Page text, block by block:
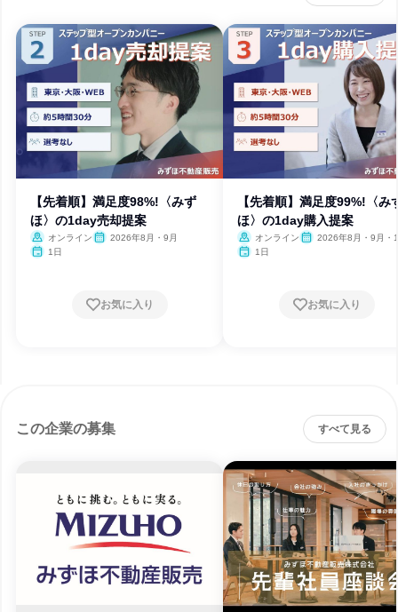
【先着順】満足度98%!〈みず
ほ〉の1day売却提案
オンライン
2026年8月・9月
1日
お気に入り
【先着順】満足度99%!〈み
ほ〉の1day購入提案
オンライン
2026年8月・9月・
1日
お気に入り
この企業の募集 すべて見る